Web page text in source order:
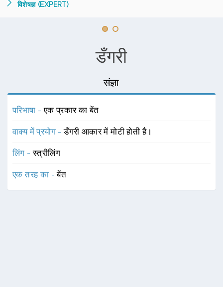
विशेषज्ञ (EXPERT)
डँगरी
संज्ञा
परिभाषा -एक प्रकार का बेंत
वाक्य में प्रयोग -डँगरी आकार में मोटी होती है।
लिंग -स्त्रीलिंग
एक तरह का -बेंत